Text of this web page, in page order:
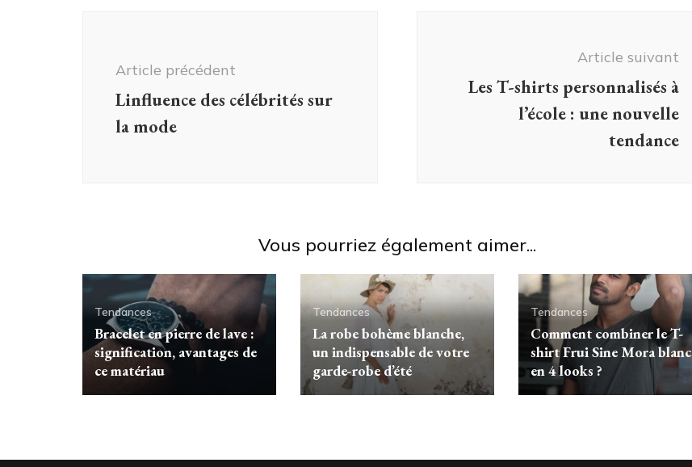
Article précédent
Linfluence des célébrités sur
la mode
Article suivant
Les T-shirts personnalisés à
l’école : une nouvelle
tendance
Vous pourriez également aimer...
Tendances
Bracelet en pierre de lave :
signification, avantages de
ce matériau
Tendances
La robe bohème blanche,
un indispensable de votre
garde-robe d’été
Tendances
Comment combiner le T-
shirt Frui Sine Mora blanc
en 4 looks ?